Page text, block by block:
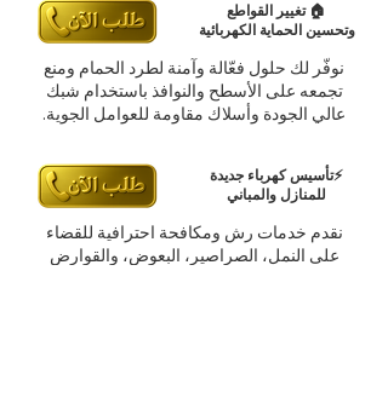
🏠 تغيير القواطع
وتحسين الحماية الكهربائية
نوفّر لك حلول فعّالة وآمنة لطرد الحمام ومنع
تجمعه على الأسطح والنوافذ باستخدام شبك
عالي الجودة وأسلاك مقاومة للعوامل الجوية.
⚡تأسيس كهرباء جديدة
للمنازل والمباني
نقدم خدمات رش ومكافحة احترافية للقضاء
على النمل، الصراصير، البعوض، والقوارض